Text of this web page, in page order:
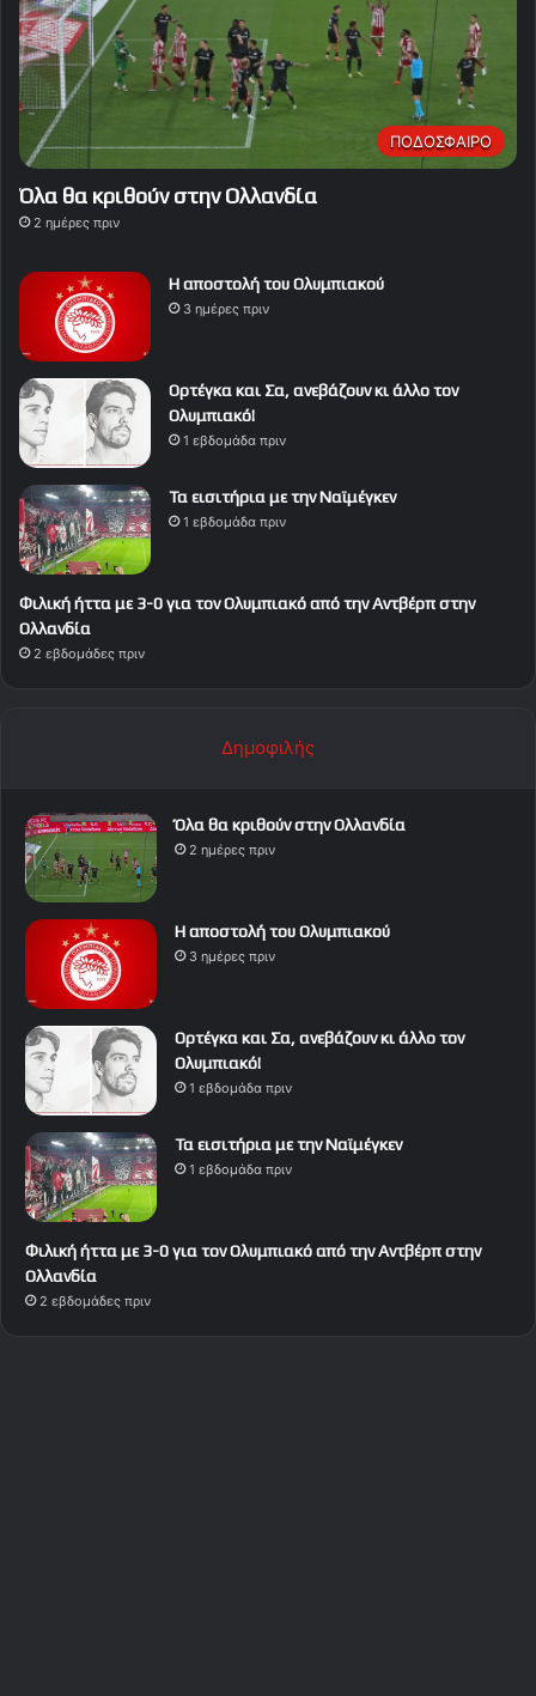
ΠΟΔΟΣΦΑΙΡΟ
Όλα θα κριθούν στην Ολλανδία
2 ημέρες πριν
Η αποστολή του Ολυμπιακού
3 ημέρες πριν
Ορτέγκα και Σα, ανεβάζουν κι άλλο τον
Ολυμπιακό!
1 εβδομάδα πριν
Τα εισιτήρια με την Ναϊμέγκεν
1 εβδομάδα πριν
Φιλική ήττα με 3-0 για τον Ολυμπιακό από την Αντβέρπ στην
Ολλανδία
2 εβδομάδες πριν
Δημοφιλής
Όλα θα κριθούν στην Ολλανδία
2 ημέρες πριν
Η αποστολή του Ολυμπιακού
3 ημέρες πριν
Ορτέγκα και Σα, ανεβάζουν κι άλλο τον
Ολυμπιακό!
1 εβδομάδα πριν
Τα εισιτήρια με την Ναϊμέγκεν
1 εβδομάδα πριν
Φιλική ήττα με 3-0 για τον Ολυμπιακό από την Αντβέρπ στην
Ολλανδία
2 εβδομάδες πριν